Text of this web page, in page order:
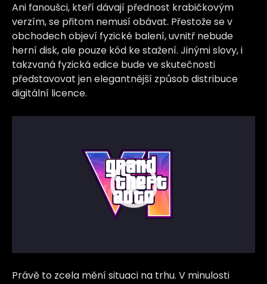
Ani fanoušci, kteří dávají přednost krabičkovým
verzím, se přitom nemusí obávat. Přestože se v
obchodech objeví fyzické balení, uvnitř nebude
herní disk, ale pouze kód ke stažení. Jinými slovy, i
takzvaná fyzická edice bude ve skutečnosti
představovat jen elegantnější způsob distribuce
digitální licence.
Právě to zcela mění situaci na trhu. V minulosti